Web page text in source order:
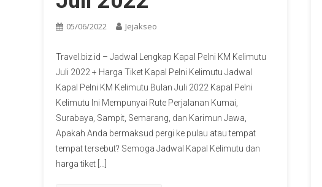
05/06/2022 Jejakseo
Travel.biz.id – Jadwal Lengkap Kapal Pelni KM Kelimutu
Juli 2022 + Harga Tiket Kapal Pelni Kelimutu Jadwal
Kapal Pelni KM Kelimutu Bulan Juli 2022 Kapal Pelni
Kelimutu Ini Mempunyai Rute Perjalanan Kumai,
Surabaya, Sampit, Semarang, dan Karimun Jawa,
Apakah Anda bermaksud pergi ke pulau atau tempat
tempat tersebut? Semoga Jadwal Kapal Kelimutu dan
harga tiket […]